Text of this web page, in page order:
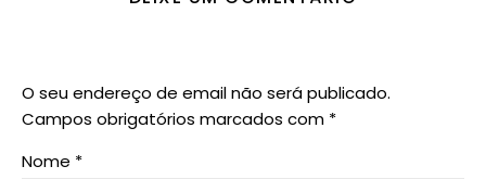
O seu endereço de email não será publicado.
Campos obrigatórios marcados com *
Nome *